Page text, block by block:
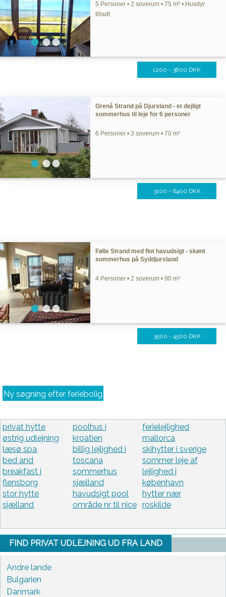
5 Personer • 2 soverum • 75 m² • Husdyr
tilladt
1200 - 3800 DKK
Grenå Strand på Djursland - et dejligt
sommerhus til leje for 6 personer
6 Personer • 3 soverum • 70 m²
3100 - 6400 DKK
Følle Strand med flot havudsigt - skønt
sommerhus på Syddjursland
4 Personer • 2 soverum • 90 m²
3500 - 4500 DKK
Ny søgning efter feriebolig
privat hytte
østrig udlejning
læsø spa
bed and
breakfast i
flensborg
stor hytte
sjælland
poolhus i
kroatien
billig lejlighed i
toscana
sommerhus
sjælland
havudsigt pool
område nr til nice
ferielejlighed
mallorca
skihytter i sverige
sommer leje af
lejlighed i
københavn
hytter nær
roskilde
FIND PRIVAT UDLEJNING UD FRA LAND
Andre lande
Bulgarien
Danmark